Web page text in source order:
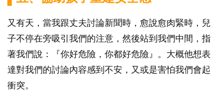
又有天，當我跟丈夫討論新聞時，愈說愈肉緊時，兒
子不停在旁吸引我們的注意，然後站到我們中間，指
著我們說：『你好危險，你都好危險』。大概他想表
達對我們的討論內容感到不安，又或是害怕我們會起
衝突。